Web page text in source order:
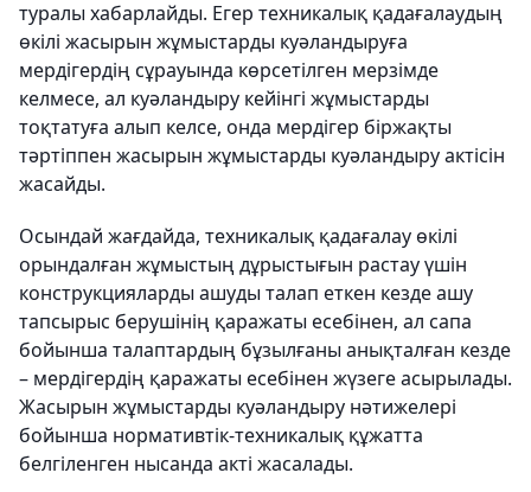
туралы хабарлайды. Егер техникалық қадағалаудың
өкілі жасырын жұмыстарды куәландыруға
мердігердің сұрауында көрсетілген мерзімде
келмесе, ал куәландыру кейінгі жұмыстарды
тоқтатуға алып келсе, онда мердігер біржақты
тәртіппен жасырын жұмыстарды куәландыру актісін
жасайды.
Осындай жағдайда, техникалық қадағалау өкілі
орындалған жұмыстың дұрыстығын растау үшін
конструкцияларды ашуды талап еткен кезде ашу
тапсырыс берушінің қаражаты есебінен, ал сапа
бойынша талаптардың бұзылғаны анықталған кезде
– мердігердің қаражаты есебінен жүзеге асырылады.
Жасырын жұмыстарды куәландыру нәтижелері
бойынша нормативтік-техникалық құжатта
белгіленген нысанда акті жасалады.